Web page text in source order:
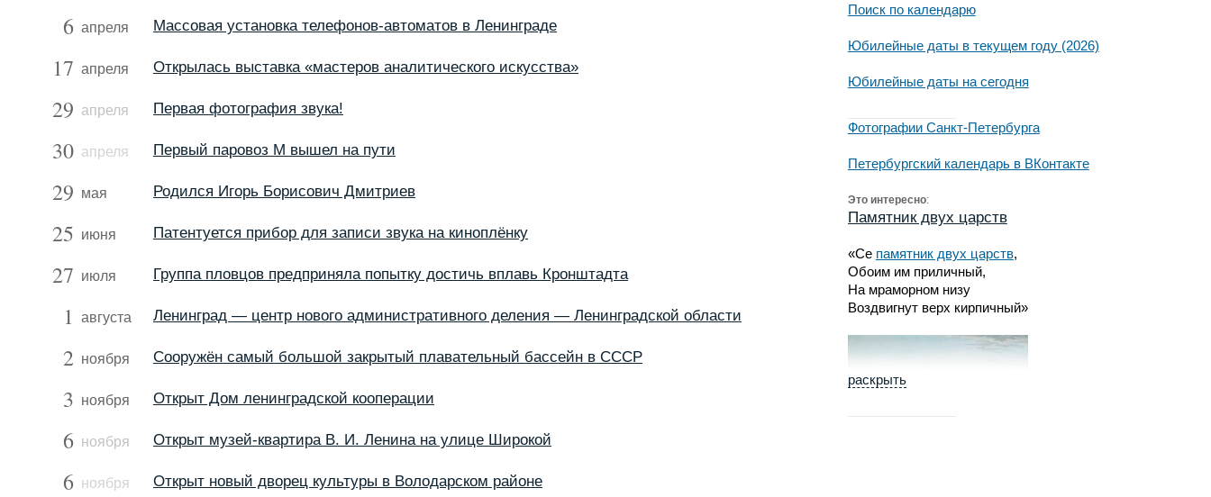
Поиск по календарю
Юбилейные даты в текущем году (2026)
Юбилейные даты на сегодня
Фотографии Санкт-Петербурга
Петербургский календарь в ВКонтакте
Это интересно:
Памятник двух царств
«Се памятник двух царств,
Обоим им приличный,
На мраморном низу
Воздвигнут верх кирпичный»
раскрыть
6 апреля Массовая установка телефонов-автоматов в Ленинграде
17 апреля Открылась выставка «мастеров аналитического искусства»
29 апреля Первая фотография звука!
30 апреля Первый паровоз М вышел на пути
29 мая Родился Игорь Борисович Дмитриев
25 июня Патентуется прибор для записи звука на киноплёнку
27 июля Группа пловцов предприняла попытку достичь вплавь Кронштадта
1 августа Ленинград — центр нового административного деления — Ленинградской области
2 ноября Сооружён самый большой закрытый плавательный бассейн в СССР
3 ноября Открыт Дом ленинградской кооперации
6 ноября Открыт музей-квартира В. И. Ленина на улице Широкой
6 ноября Открыт новый дворец культуры в Володарском районе